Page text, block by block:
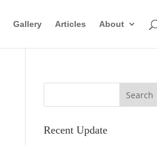
Gallery Articles About
Recent Update